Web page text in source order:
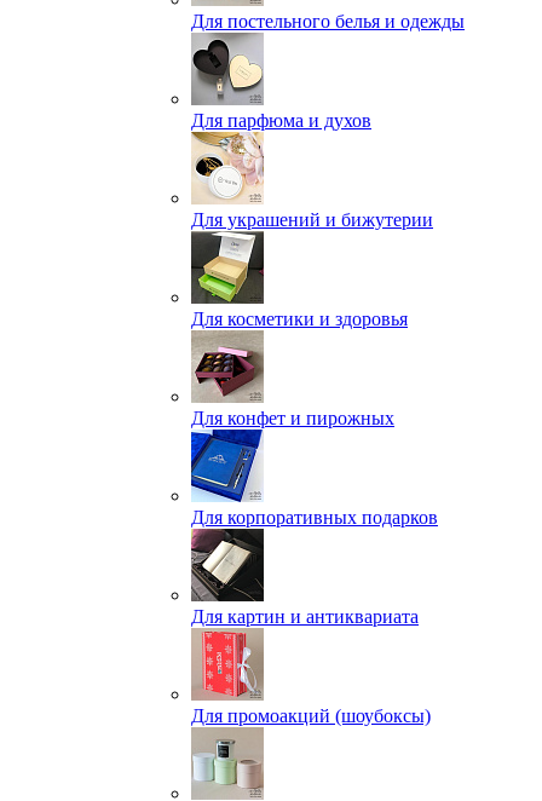
Для постельного белья и одежды
Для парфюма и духов
Для украшений и бижутерии
Для косметики и здоровья
Для конфет и пирожных
Для корпоративных подарков
Для картин и антиквариата
Для промоакций (шоубоксы)